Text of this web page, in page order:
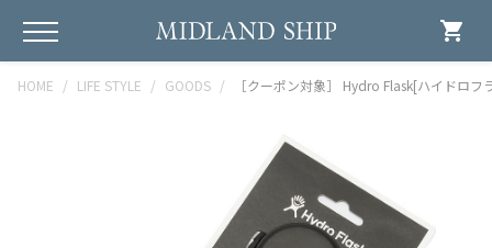
shopping_cart
HOME LIFE STYLE GOODS ［クーポン対象］ Hydro Flask[ハイドロフ